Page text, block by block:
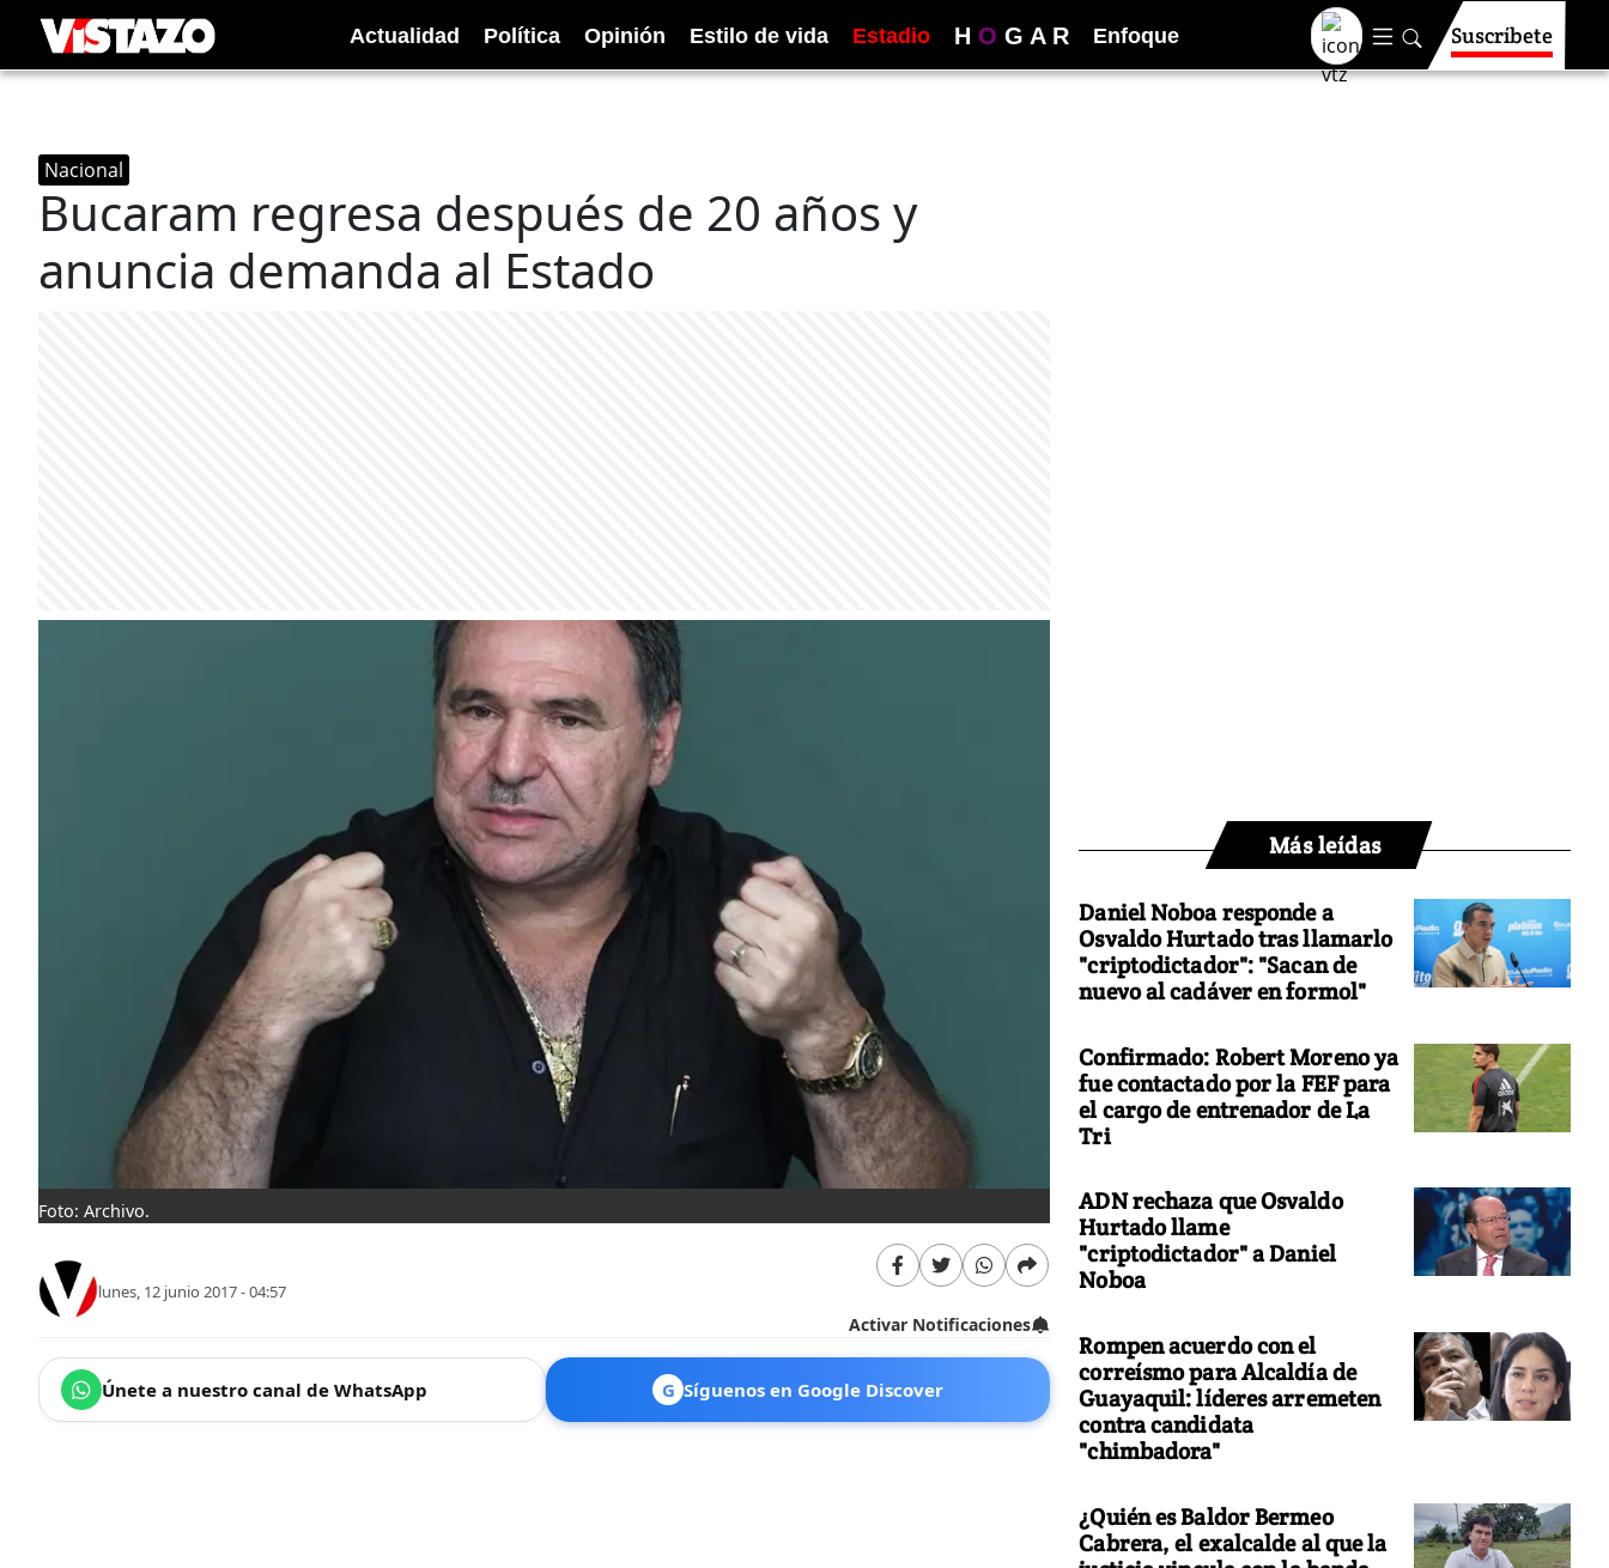
Actualidad Política Opinión Estilo de vida Estadio H O G A R Enfoque Suscríbete
Nacional
Bucaram regresa después de 20 años y
anuncia demanda al Estado
Foto: Archivo.
lunes, 12 junio 2017 - 04:57
Activar Notificaciones
Únete a nuestro canal de WhatsApp G Síguenos en Google Discover
Más leídas
Daniel Noboa responde a
Osvaldo Hurtado tras llamarlo
"criptodictador": "Sacan de
nuevo al cadáver en formol"
Confirmado: Robert Moreno ya
fue contactado por la FEF para
el cargo de entrenador de La
Tri
ADN rechaza que Osvaldo
Hurtado llame
"criptodictador" a Daniel
Noboa
Rompen acuerdo con el
correísmo para Alcaldía de
Guayaquil: líderes arremeten
contra candidata
"chimbadora"
¿Quién es Baldor Bermeo
Cabrera, el exalcalde al que la